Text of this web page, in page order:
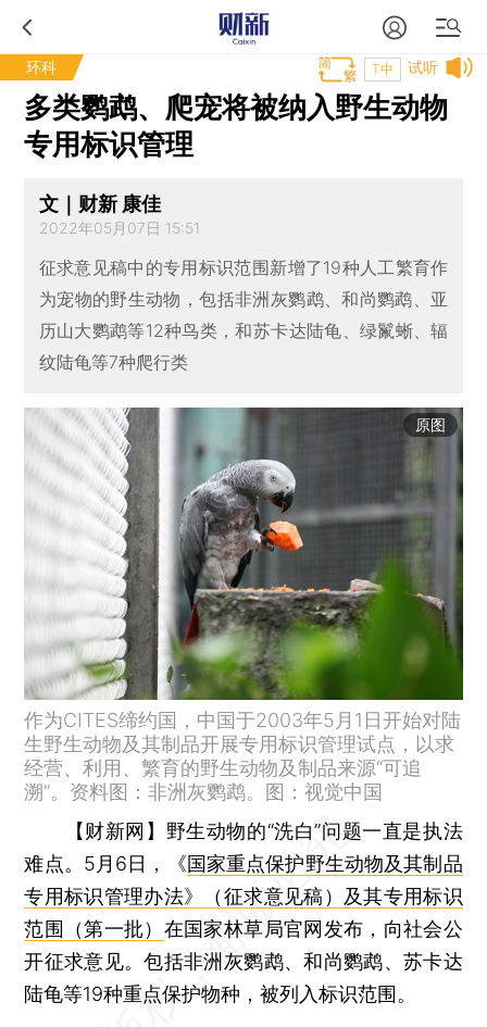
环科 试听
T中
多类鹦鹉、爬宠将被纳入野生动物
专用标识管理
文｜财新 康佳
2022年05月07日 15:51
征求意见稿中的专用标识范围新增了19种人工繁育作
为宠物的野生动物，包括非洲灰鹦鹉、和尚鹦鹉、亚
历山大鹦鹉等12种鸟类，和苏卡达陆龟、绿鬣蜥、辐
纹陆龟等7种爬行类
原图
作为CITES缔约国，中国于2003年5月1日开始对陆
生野生动物及其制品开展专用标识管理试点，以求
经营、利用、繁育的野生动物及制品来源“可追
溯”。资料图：非洲灰鹦鹉。图：视觉中国
【财新网】 野生动物的“洗白”问题一直是执法
难点。5月6日，《国家重点保护野生动物及其制品
专用标识管理办法》（征求意见稿）及其专用标识
范围（第一批） 在国家林草局官网发布，向社会公
开征求意见。包括非洲灰鹦鹉、和尚鹦鹉、苏卡达
陆龟等19种重点保护物种，被列入标识范围。